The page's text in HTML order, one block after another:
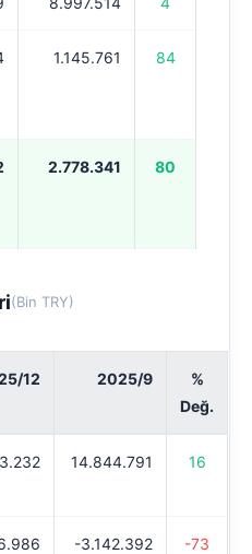
1.145.761 84
2.778.341 80
(Bin TRY)
12 2025/9
%
Değ.
14.844.791 16
-3.142.392 -73